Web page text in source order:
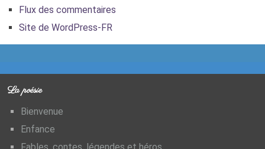
Flux des commentaires
Site de WordPress-FR
La poésie
Bienvenue
Enfance